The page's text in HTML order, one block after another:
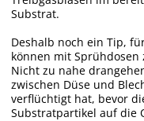
Substrat.
Deshalb noch ein Tip,
können mit Sprühdosen
Nicht zu nahe
zwischen Düse und
verflüchtigt hat, bevor
Substratpartikel auf die